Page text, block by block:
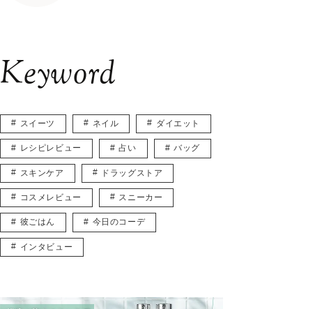
Keyword
スイーツ ネイル ダイエット
レシピレビュー 占い バッグ
スキンケア ドラッグストア
コスメレビュー スニーカー
彼ごはん 今日のコーデ
インタビュー